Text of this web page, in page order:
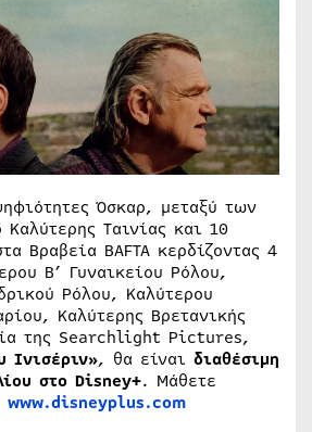
Όσκαρ, μεταξύ των
Ταινίας και 10
Βραβεία BAFTA κερδίζοντας 4
Β’ Γυναικείου Ρόλου,
Ρόλου, Καλύτερου
Καλύτερης Βρετανικής
της Searchlight Pictures,
Ινισέριν», θα είναι διαθέσιμη
στο Disney+. Μάθετε
www.disneyplus.com